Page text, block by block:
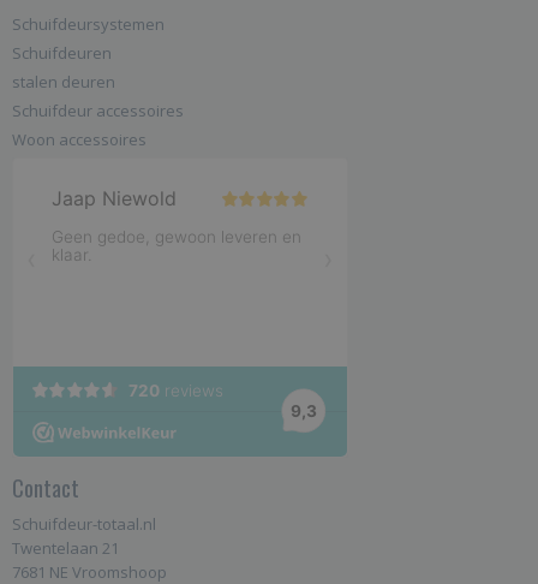
Schuifdeursystemen
Schuifdeuren
stalen deuren
Schuifdeur accessoires
Woon accessoires
Contact
Schuifdeur-totaal.nl
Twentelaan 21
7681 NE Vroomshoop